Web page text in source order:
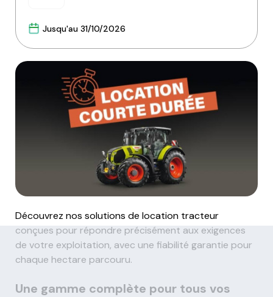
Jusqu'au 31/10/2026
Découvrez nos solutions de location tracteur
conçues pour répondre précisément aux exigences
de votre exploitation, avec une fiabilité garantie pour
chaque hectare parcouru.
Une gamme complète pour tous vos